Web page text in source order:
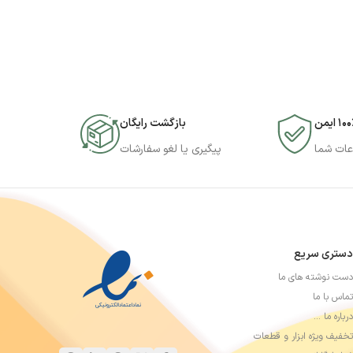
ایمن
شما
بازگشت رایگان
پیگیری یا لغو سفارشات
دستری سریع
دست نوشته های ما
تماس با ما
درباره ما …
تخفیف ویژه ابزار و قطعات